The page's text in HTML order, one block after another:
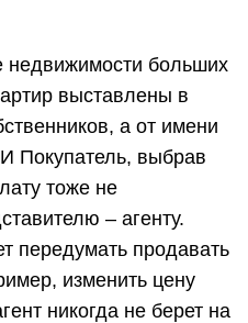
недвижимости больших
выставлены в
а от имени
Покупатель, выбрав
тоже не
– агенту.
передумать продавать
изменить цену
никогда не берет на